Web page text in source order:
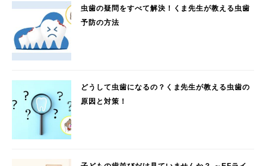
虫歯の疑問をすべて解決！くま先生が教える虫歯
予防の方法
どうして虫歯になるの？くま先生が教える虫歯の
原因と対策！